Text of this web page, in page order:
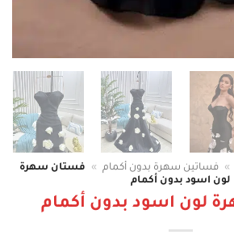
» فساتين سهرة بدون أكمام »
فستان سهرة
لون اسود بدون أكمام
لون اسود بدون أكمام